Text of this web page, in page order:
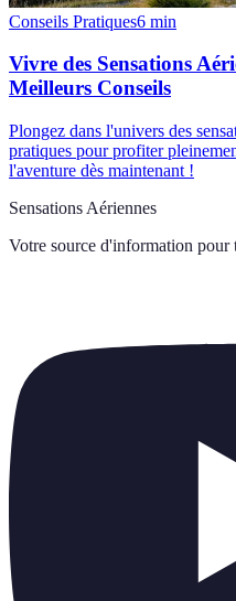
Conseils Pratiques6 min
Vivre des Sensations
Meilleurs Conseils
Plongez dans l'univers des
pratiques pour profiter
l'aventure dès maintenant !
Sensations Aériennes
Votre source d'information pour